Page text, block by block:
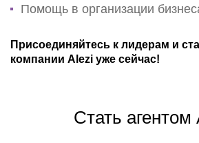
Помощь в организации
Присоединяйтесь к лидерам и
компании Alezi уже сейчас!
Стать агентом